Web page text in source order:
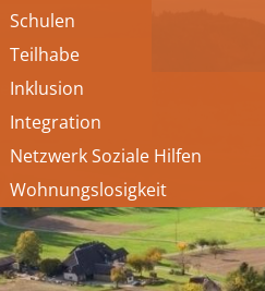
Schulen
Teilhabe
Inklusion
Integration
Netzwerk Soziale Hilfen
Wohnungslosigkeit